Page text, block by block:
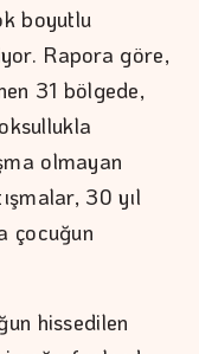
boyutlu
Rapora göre,
31 bölgede,
olmayan
30 yıl
çocuğun
hissedilen